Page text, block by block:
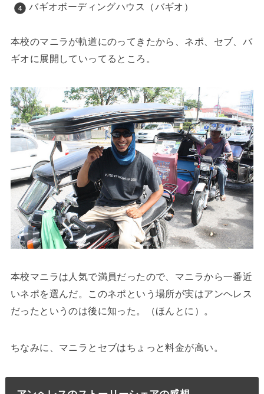
バギオボーディングハウス（バギオ）
本校のマニラが軌道にのってきたから、ネポ、セブ、バ
ギオに展開していってるところ。
本校マニラは人気で満員だったので、マニラから一番近
いネポを選んだ。このネポという場所が実はアンヘレス
だったというのは後に知った。（ほんとに）。
ちなみに、マニラとセブはちょっと料金が高い。